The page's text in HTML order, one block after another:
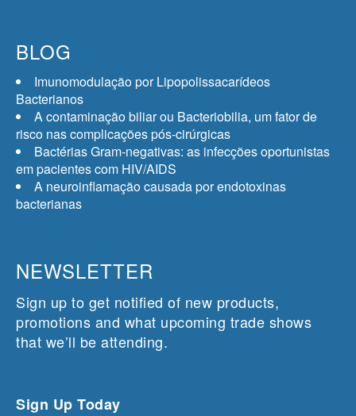
BLOG
Imunomodulação por Lipopolissacarídeos
Bacterianos
A contaminação biliar ou Bacteriobilia, um fator de
risco nas complicações pós-cirúrgicas
Bactérias Gram-negativas: as infecções oportunistas
em pacientes com HIV/AIDS
A neuroinflamação causada por endotoxinas
bacterianas
NEWSLETTER
Sign up to get notified of new products,
promotions and what upcoming trade shows
that we’ll be attending.
Sign Up Today